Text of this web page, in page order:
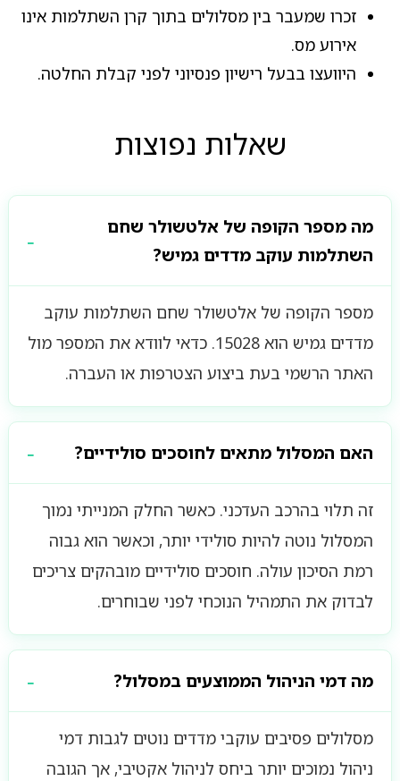
זכרו שמעבר בין מסלולים בתוך קרן השתלמות אינו
אירוע מס.
היוועצו בבעל רישיון פנסיוני לפני קבלת החלטה.
שאלות נפוצות
מה מספר הקופה של אלטשולר שחם
השתלמות עוקב מדדים גמיש?
מספר הקופה של אלטשולר שחם השתלמות עוקב
מדדים גמיש הוא 15028. כדאי לוודא את המספר מול
האתר הרשמי בעת ביצוע הצטרפות או העברה.
האם המסלול מתאים לחוסכים סולידיים?
זה תלוי בהרכב העדכני. כאשר החלק המנייתי נמוך
המסלול נוטה להיות סולידי יותר, וכאשר הוא גבוה
רמת הסיכון עולה. חוסכים סולידיים מובהקים צריכים
לבדוק את התמהיל הנוכחי לפני שבוחרים.
מה דמי הניהול הממוצעים במסלול?
מסלולים פסיבים עוקבי מדדים נוטים לגבות דמי
ניהול נמוכים יותר ביחס לניהול אקטיבי, אך הגובה